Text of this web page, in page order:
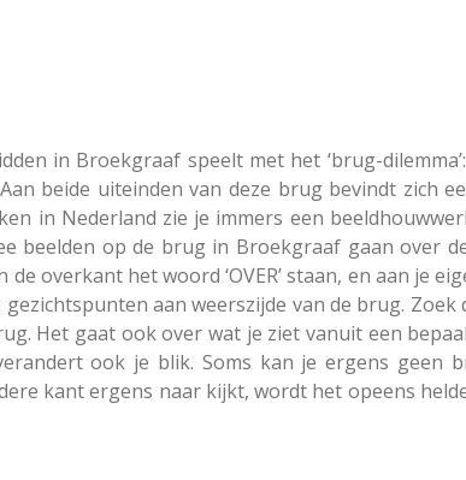
in Broekgraaf speelt met het ‘brug-
beide uiteinden van deze brug bevindt zich
in Nederland zie je immers een
beelden op de brug in Broekgraaf gaan over
overkant het woord ‘OVER’ staan, en aan je
aan weerszijde van de brug.
Het gaat ook over wat je ziet vanuit een
ook je blik. Soms kan je ergens geen
kant ergens naar kijkt, wordt het opeens